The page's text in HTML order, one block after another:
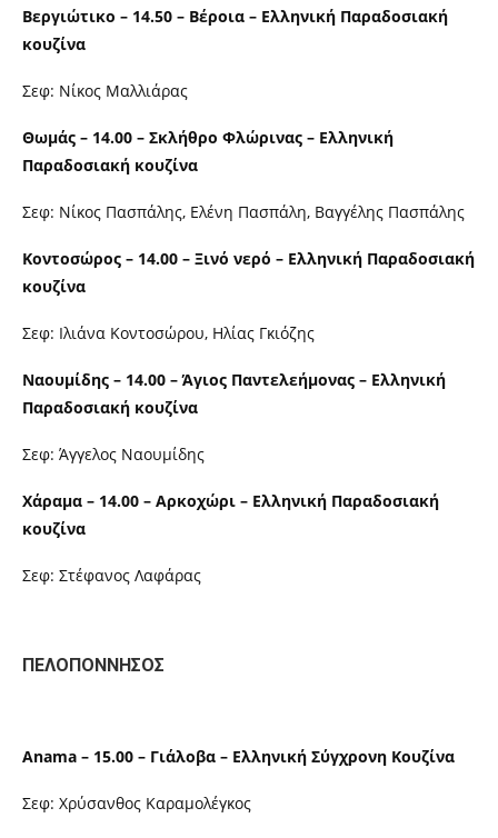
Βεργιώτικο – 14.50 – Βέροια – Ελληνική Παραδοσιακή
κουζίνα
Σεφ: Νίκος Μαλλιάρας
Θωμάς – 14.00 – Σκλήθρο Φλώρινας – Ελληνική
Παραδοσιακή κουζίνα
Σεφ: Νίκος Πασπάλης, Ελένη Πασπάλη, Βαγγέλης Πασπάλης
Κοντοσώρος – 14.00 – Ξινό νερό – Ελληνική Παραδοσιακή
κουζίνα
Σεφ: Ιλιάνα Κοντοσώρου, Ηλίας Γκιόζης
Ναουμίδης – 14.00 – Άγιος Παντελεήμονας – Ελληνική
Παραδοσιακή κουζίνα
Σεφ: Άγγελος Ναουμίδης
Χάραμα – 14.00 – Αρκοχώρι – Ελληνική Παραδοσιακή
κουζίνα
Σεφ: Στέφανος Λαφάρας
ΠΕΛΟΠΟΝΝΗΣΟΣ
Anama – 15.00 – Γιάλοβα – Ελληνική Σύγχρονη Κουζίνα
Σεφ: Χρύσανθος Καραμολέγκος